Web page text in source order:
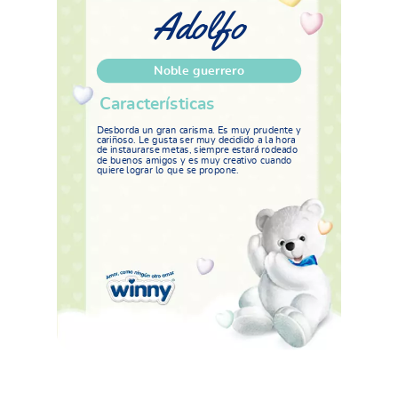
Adolfo
Noble guerrero
Características
Desborda un gran carisma. Es muy prudente y
cariñoso. Le gusta ser muy decidido a la hora
de instaurarse metas, siempre estará rodeado
de buenos amigos y es muy creativo cuando
quiere lograr lo que se propone.